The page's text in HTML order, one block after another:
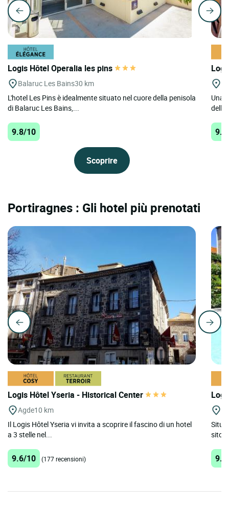
Logis Hôtel Operalia les pins
Balaruc Les Bains30 km
L'hotel Les Pins è idealmente situato nel cuore della penisola
di Balaruc Les Bains,...
9.8/10
Scoprire
Una
della
Portiragnes : Gli hotel più prenotati
Logis Hôtel Yseria - Historical Center
Agde10 km
Il Logis Hôtel Yseria vi invita a scoprire il fascino di un hotel
a 3 stelle nel...
9.6/10 (177 recensioni)
sito